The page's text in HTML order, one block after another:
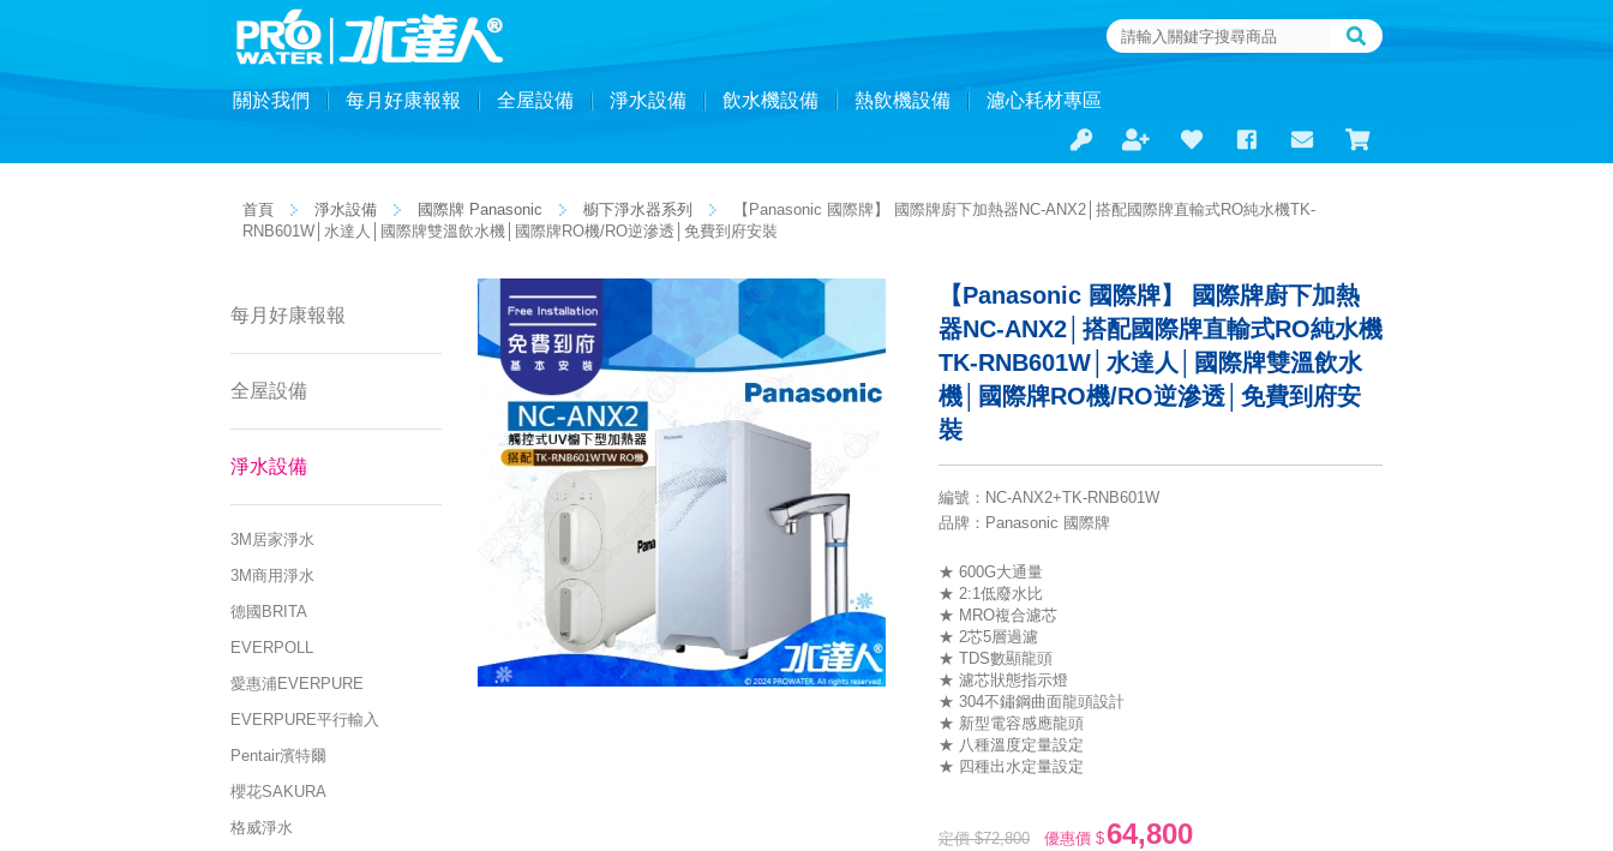
關於我們 每月好康報報 全屋設備 淨水設備 飲水機設備 熱飲機設備 濾心耗材專區
首頁 淨水設備 國際牌 Panasonic 櫥下淨水器系列
【Panasonic 國際牌】 國際牌廚下加熱器NC-ANX2│搭配國際牌直輸式RO純水機TK-
RNB601W│水達人│國際牌雙溫飲水機│國際牌RO機/RO逆滲透│免費到府安裝
每月好康報報
全屋設備
淨水設備
3M居家淨水
3M商用淨水
德國BRITA
EVERPOLL
愛惠浦EVERPURE
EVERPURE平行輸入
Pentair濱特爾
櫻花SAKURA
格威淨水
【Panasonic 國際牌】 國際牌廚下加熱
器NC-ANX2│搭配國際牌直輸式RO純水機
TK-RNB601W│水達人│國際牌雙溫飲水
機│國際牌RO機/RO逆滲透│免費到府安
裝
編號 ： NC-ANX2+TK-RNB601W
品牌 ：Panasonic 國際牌
★ 600G大通量
★ 2:1低廢水比
★ MRO複合濾芯
★ 2芯5層過濾
★ TDS數顯龍頭
★ 濾芯狀態指示燈
★ 304不鏽鋼曲面龍頭設計
★ 新型電容感應龍頭
★ 八種溫度定量設定
★ 四種出水定量設定
定價 $72,800 優惠價 $ 64,800